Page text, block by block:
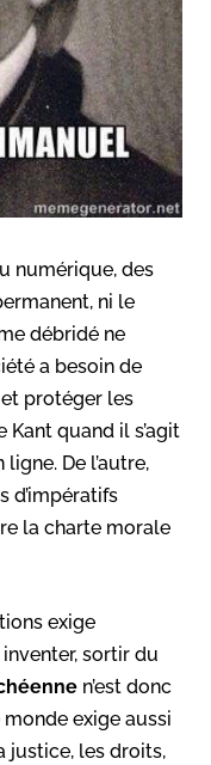
numérique, des
ni le
débridé ne
a besoin de
protéger les
Kant quand il s’agit
De l’autre,
d’impératifs
la charte morale
exige
sortir du
n’est donc
exige aussi
justice, les droits,